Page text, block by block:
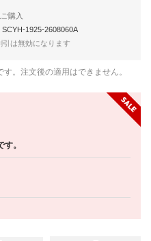
SCYH-1925-2608060A
は無効になります
。注文後の適用はできません。
。